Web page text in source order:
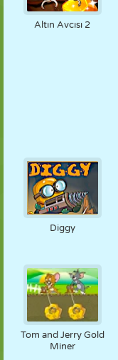
Altın Avcısı 2
Diggy
Tom and Jerry Gold
Miner